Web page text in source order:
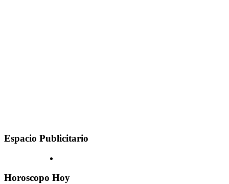
Espacio Publicitario
Horoscopo Hoy